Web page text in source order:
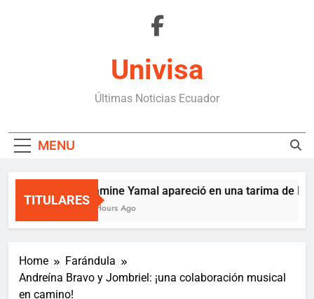
Univisa
Últimas Noticias Ecuador
MENU
TITULARES
Lamine Yamal apareció en una tarima de
4 Hours Ago
Home
Farándula
Andreína Bravo y Jombriel: ¡una colaboración musical
en camino!